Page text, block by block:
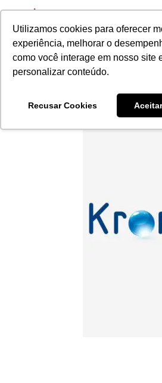
Utilizamos cookies para oferecer
experiência, melhorar o
como você interage em nosso site
personalizar conteúdo.
Recusar Cookies
Productos